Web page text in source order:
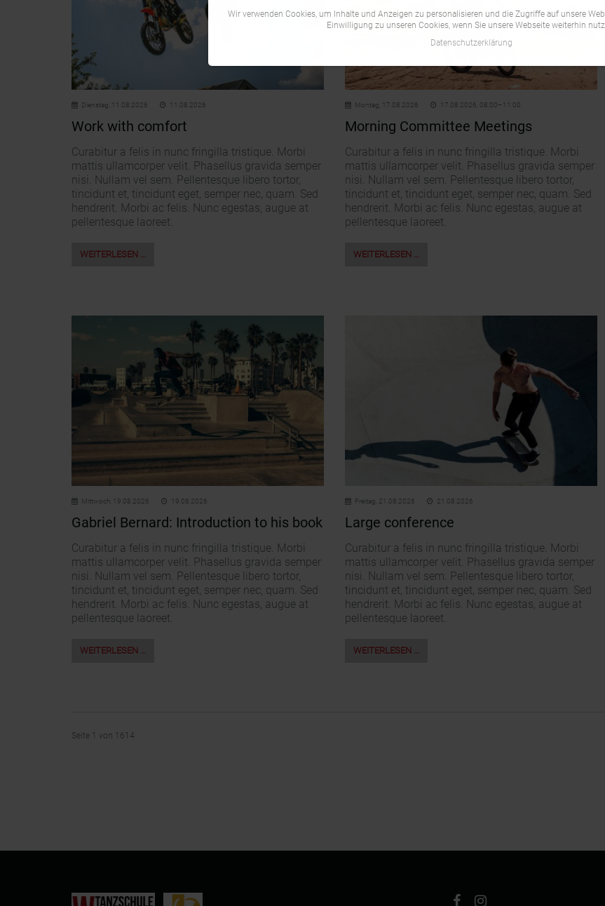
Dienstag, 11.08.2026 11.08.2026
Work with comfort
Curabitur a felis in nunc fringilla tristique. Morbi
mattis ullamcorper velit. Phasellus gravida semper
nisi. Nullam vel sem. Pellentesque libero tortor,
tincidunt et, tincidunt eget, semper nec, quam. Sed
hendrerit. Morbi ac felis. Nunc egestas, augue at
pellentesque laoreet.
WEITERLESEN …
Montag, 17.08.2026 17.08.2026, 08:00–11:00
Morning Committee Meetings
Curabitur a felis in nunc fringilla tristique. Morbi
mattis ullamcorper velit. Phasellus gravida semper
nisi. Nullam vel sem. Pellentesque libero tortor,
tincidunt et, tincidunt eget, semper nec, quam. Sed
hendrerit. Morbi ac felis. Nunc egestas, augue at
pellentesque laoreet.
WEITERLESEN …
Mittwoch, 19.08.2026 19.08.2026
Gabriel Bernard: Introduction to his book
Curabitur a felis in nunc fringilla tristique. Morbi
mattis ullamcorper velit. Phasellus gravida semper
nisi. Nullam vel sem. Pellentesque libero tortor,
tincidunt et, tincidunt eget, semper nec, quam. Sed
hendrerit. Morbi ac felis. Nunc egestas, augue at
pellentesque laoreet.
WEITERLESEN …
Freitag, 21.08.2026 21.08.2026
Large conference
Curabitur a felis in nunc fringilla tristique. Morbi
mattis ullamcorper velit. Phasellus gravida semper
nisi. Nullam vel sem. Pellentesque libero tortor,
tincidunt et, tincidunt eget, semper nec, quam. Sed
hendrerit. Morbi ac felis. Nunc egestas, augue at
pellentesque laoreet.
WEITERLESEN …
Seite 1 von 1614
Wir verwenden Cookies, um Inhalte und Anzeigen zu personalisieren und die Zugriffe auf unsere
Einwilligung zu unseren Cookies, wenn Sie unsere Webseite weiterhin
Datenschutzerklärung